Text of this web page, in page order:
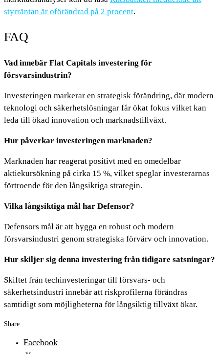
styrräntan är oförändrad på 2 procent.
FAQ
Vad innebär Flat Capitals investering för
försvarsindustrin?
Investeringen markerar en strategisk förändring, där modern
teknologi och säkerhetslösningar får ökat fokus vilket kan
leda till ökad innovation och marknadstillväxt.
Hur påverkar investeringen marknaden?
Marknaden har reagerat positivt med en omedelbar
aktiekursökning på cirka 15 %, vilket speglar investerarnas
förtroende för den långsiktiga strategin.
Vilka långsiktiga mål har Defensor?
Defensors mål är att bygga en robust och modern
försvarsindustri genom strategiska förvärv och innovation.
Hur skiljer sig denna investering från tidigare satsningar?
Skiftet från techinvesteringar till försvars- och
säkerhetsindustri innebär att riskprofilerna förändras
samtidigt som möjligheterna för långsiktig tillväxt ökar.
Share
Facebook